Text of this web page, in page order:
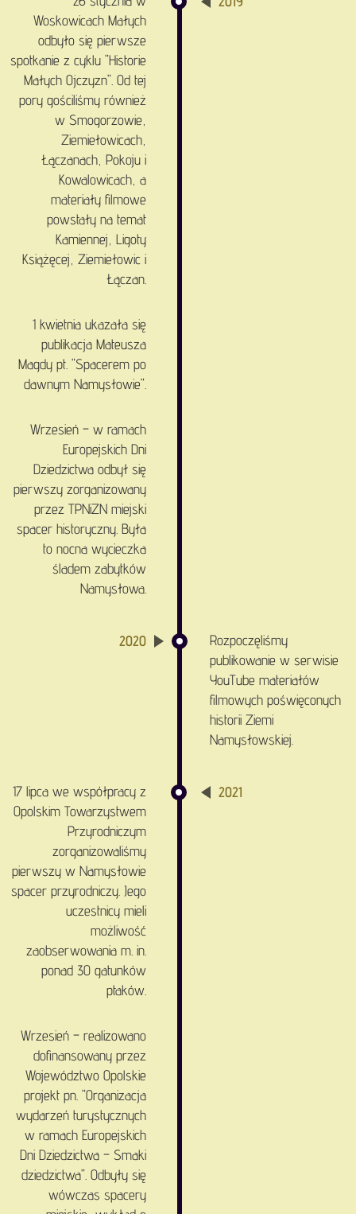
Woskowicach Małych
odbyło się pierwsze
spotkanie z cyklu "Historie
Małych Ojczyzn". Od tej
pory gościliśmy również
w Smogorzowie,
Ziemiełowicach,
Łączanach, Pokoju i
Kowalowicach, a
materiały filmowe
powstały na temat
Kamiennej, Ligoty
Książęcej, Ziemiełowic i
Łączan.
1 kwietnia ukazała się
publikacja Mateusza
Magdy pt. "Spacerem po
dawnym Namysłowie".
Wrzesień – w ramach
Europejskich Dni
Dziedzictwa odbył się
pierwszy zorganizowany
przez TPNiZN miejski
spacer historyczny. Była
to nocna wycieczka
śladem zabytków
Namysłowa.
2020
Rozpoczęliśmy
publikowanie w serwisie
YouTube materiałów
filmowych poświęconych
historii Ziemi
Namysłowskiej.
2021
17 lipca we współpracy z
Opolskim Towarzystwem
Przyrodniczym
zorganizowaliśmy
pierwszy w Namysłowie
spacer przyrodniczy. Jego
uczestnicy mieli
możliwość
zaobserwowania m. in.
ponad 30 gatunków
ptaków.
Wrzesień – realizowano
dofinansowany przez
Województwo Opolskie
projekt pn. "Organizacja
wydarzeń turystycznych
w ramach Europejskich
Dni Dziedzictwa – Smaki
dziedzictwa". Odbyły się
wówczas spacery